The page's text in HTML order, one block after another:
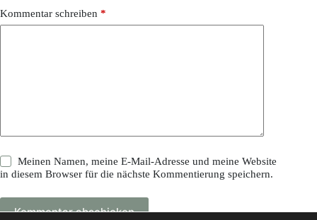
Kommentar schreiben *
Meinen Namen, meine E-Mail-Adresse und meine Website
in diesem Browser für die nächste Kommentierung speichern.
Kommentar abschicken